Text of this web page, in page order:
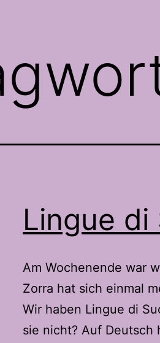
Lingue di
Am Wochenende war
Zorra hat sich einmal
Wir haben Lingue di
sie nicht? Auf Deutsch